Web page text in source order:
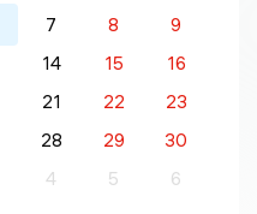
7 8
9
14 15
16
21 22
23
28 29
30
4 5 6